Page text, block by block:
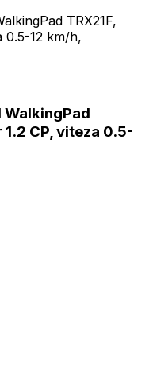
WalkingPad
CP, viteza 0.5-